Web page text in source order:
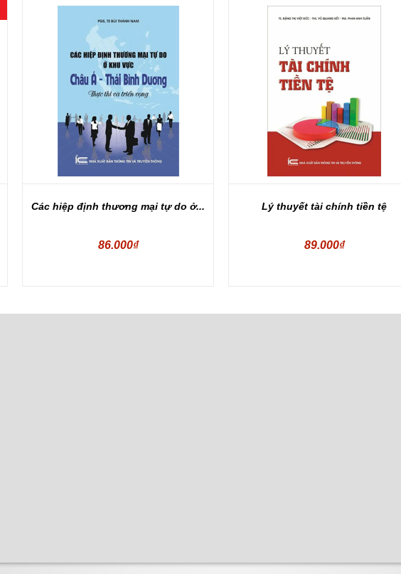
Các hiệp định thương mại tự do ở...
86.000₫
Lý thuyết tài chính tiền tệ
89.000₫